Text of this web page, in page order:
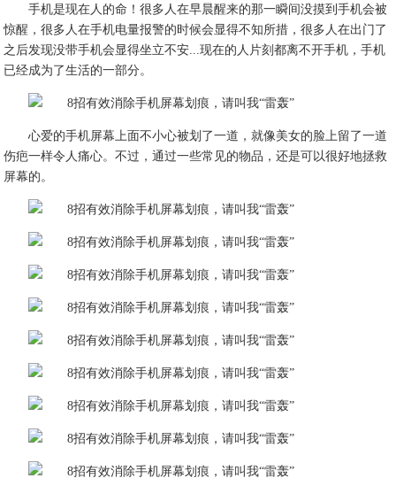
手机是现在人的命！很多人在早晨醒来的那一瞬间没摸到手机会被
惊醒，很多人在手机电量报警的时候会显得不知所措，很多人在出门了
之后发现没带手机会显得坐立不安...现在的人片刻都离不开手机，手机
已经成为了生活的一部分。
心爱的手机屏幕上面不小心被划了一道，就像美女的脸上留了一道
伤疤一样令人痛心。不过，通过一些常见的物品，还是可以很好地拯救
屏幕的。